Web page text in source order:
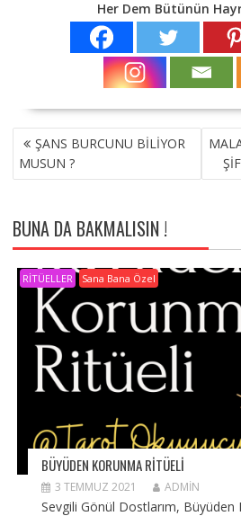
Her Dem Bütünün
YAZI
GEZINMESI
ŞANS BURCUNU BİLİYOR
MUSUN ?
BUNA DA BAKMALISIN !
RİTÜELLER Sana Bana Özel
BÜYÜDEN KORUNMA RITÜELI
3 TEMMUZ 2021 ADMIN
Sevgili Gönül Dostlarım, Büyüden